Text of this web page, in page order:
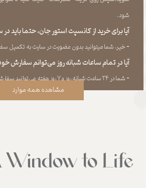
‏شود.​​​​​​​
آیا برای خرید از کانسپت استور جان، حتما باید
​​​​​​​- خیر، شما میتوانید بدون عضویت در سایت به تکمیل
آیا در تمام ساعات شبانه روز می‌توانم سفارش
​​​​​​​​​​​​​​- شما در ۲۴ ساعت شبانه روز و ۷ روز هفته می‌‏توانید سفارش خود را ثبت کنید.
مشاهده همه موارد